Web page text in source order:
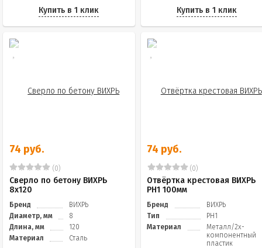
Купить в 1 клик Купить в 1 клик
74 руб.
(0)
Сверло по бетону ВИХРЬ
8x120
Бренд
ВИХРЬ
Диаметр, мм
8
Длина, мм
120
Материал
Сталь
74 руб.
(0)
Отвёртка крестовая ВИХРЬ
PH1 100мм
Бренд
ВИХРЬ
Тип
PH1
Материал
Металл/2х-
компонентный
пластик